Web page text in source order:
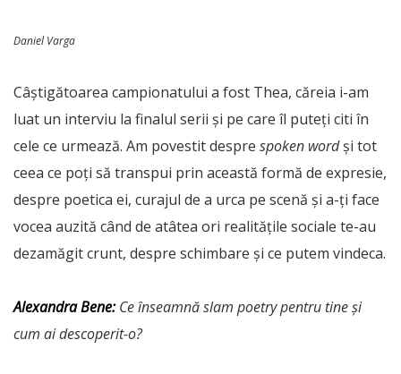
Daniel Varga
Câștigătoarea campionatului a fost Thea, căreia i-am
luat un interviu la finalul serii și pe care îl puteți citi în
cele ce urmează. Am povestit despre spoken wordși tot
ceea ce poți să transpui prin această formă de expresie,
despre poetica ei, curajul de a urca pe scenă și a-ți face
vocea auzită când de atâtea ori realitățile sociale te-au
dezamăgit crunt, despre schimbare și ce putem vindeca.
Alexandra Bene:Ce înseamnă slam poetry pentru tine și
cum ai descoperit-o?